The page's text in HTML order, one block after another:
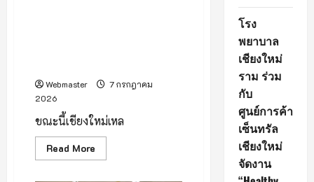
Webmaster
7 กรกฎาคม
2026
ขณะนี้เชียงใหม่เหล
Read More
more
โรง
พยาบาล
เชียงใหม่
ราม ร่วม
กับ
ศูนย์การค้า
เซ็นทรัล
เชียงใหม่
จัดงาน